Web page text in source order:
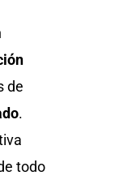
de
.
todo